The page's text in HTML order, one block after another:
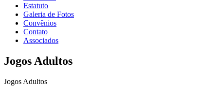
Pais
Mestres
Colégio
São
José
Estatuto
Galeria de Fotos
Convênios
Contato
Associados
Jogos Adultos
Jogos Adultos